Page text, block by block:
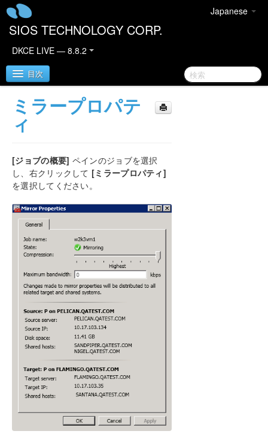
Japanese
SIOS TECHNOLOGY CORP.
DKCE LIVE — 8.8.2
目次
SIOS DataKeeper Cluster Edition
DataKeeper Cluster Edition クイックスタートガイ
ド
AWS で DataKeeper Cluster Edition をデプロイす
る
Azure で DataKeeper Cluster Edition をデプロイす
る
How to cluster SAP ASCS and ERS on Windows
in AWS using WSFC with SIOS DataKeeper
複数の可用性ゾーン（AZ）にまたがるAzureでファイ
ル サーバー クラスターを構成する
DataKeeper Cluster Edition インストレーションガ
イド
DataKeeper Cluster Edition テクニカルドキュメン
テーション
ユーザインターフェース
ミラープロパテ
ィ
[ジョブの概要] ペインのジョブを選択
し、右クリックして [ミラープロパティ]
を選択してください。